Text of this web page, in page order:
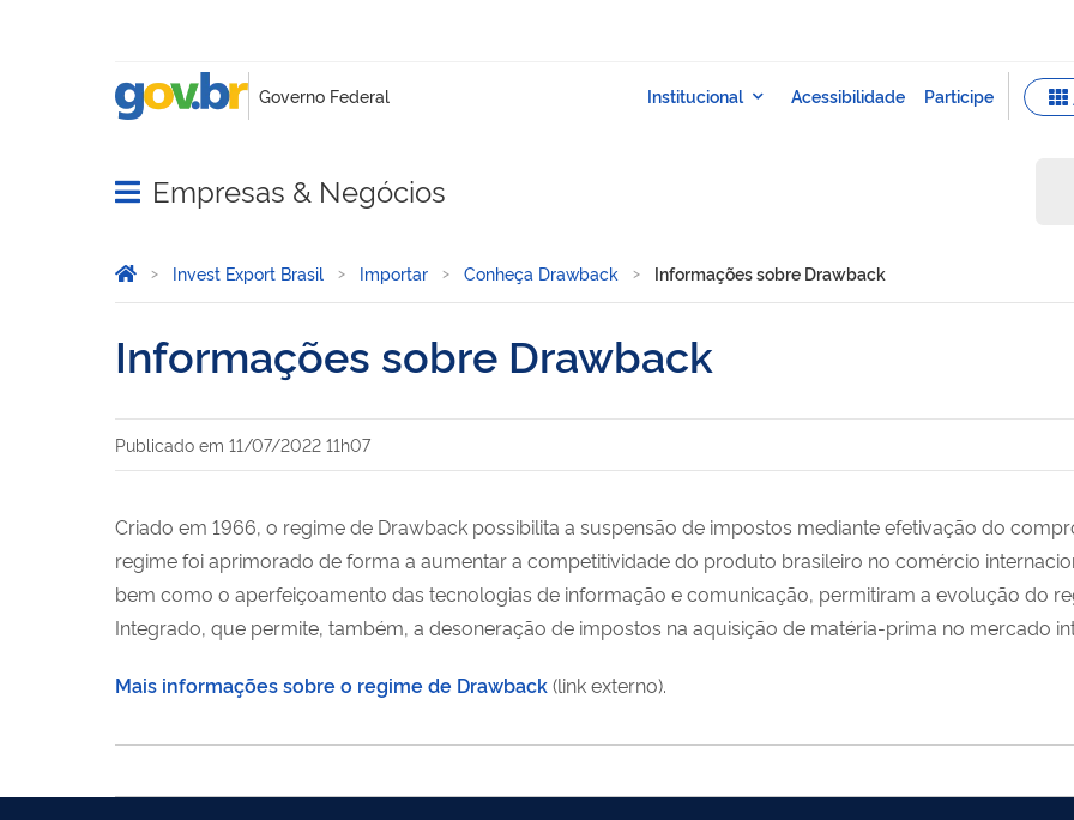
Abrir menu principal de navegação
Empresas & Negócios
Você está aqui:
Página Inicial
Invest Export Brasil Importar Conheça Drawback Informações sobre Drawback
Informações sobre Drawback
Publicado em 11/07/2022 11h07
Criado em 1966, o regime de Drawback possibilita a suspensão de impostos mediante efetivação do
regime foi aprimorado de forma a aumentar a competitividade do produto brasileiro no comércio
bem como o aperfeiçoamento das tecnologias de informação e comunicação, permitiram a evolução do
Integrado, que permite, também, a desoneração de impostos na aquisição de matéria-prima no mercado
Mais informações sobre o regime de Drawback(link externo).